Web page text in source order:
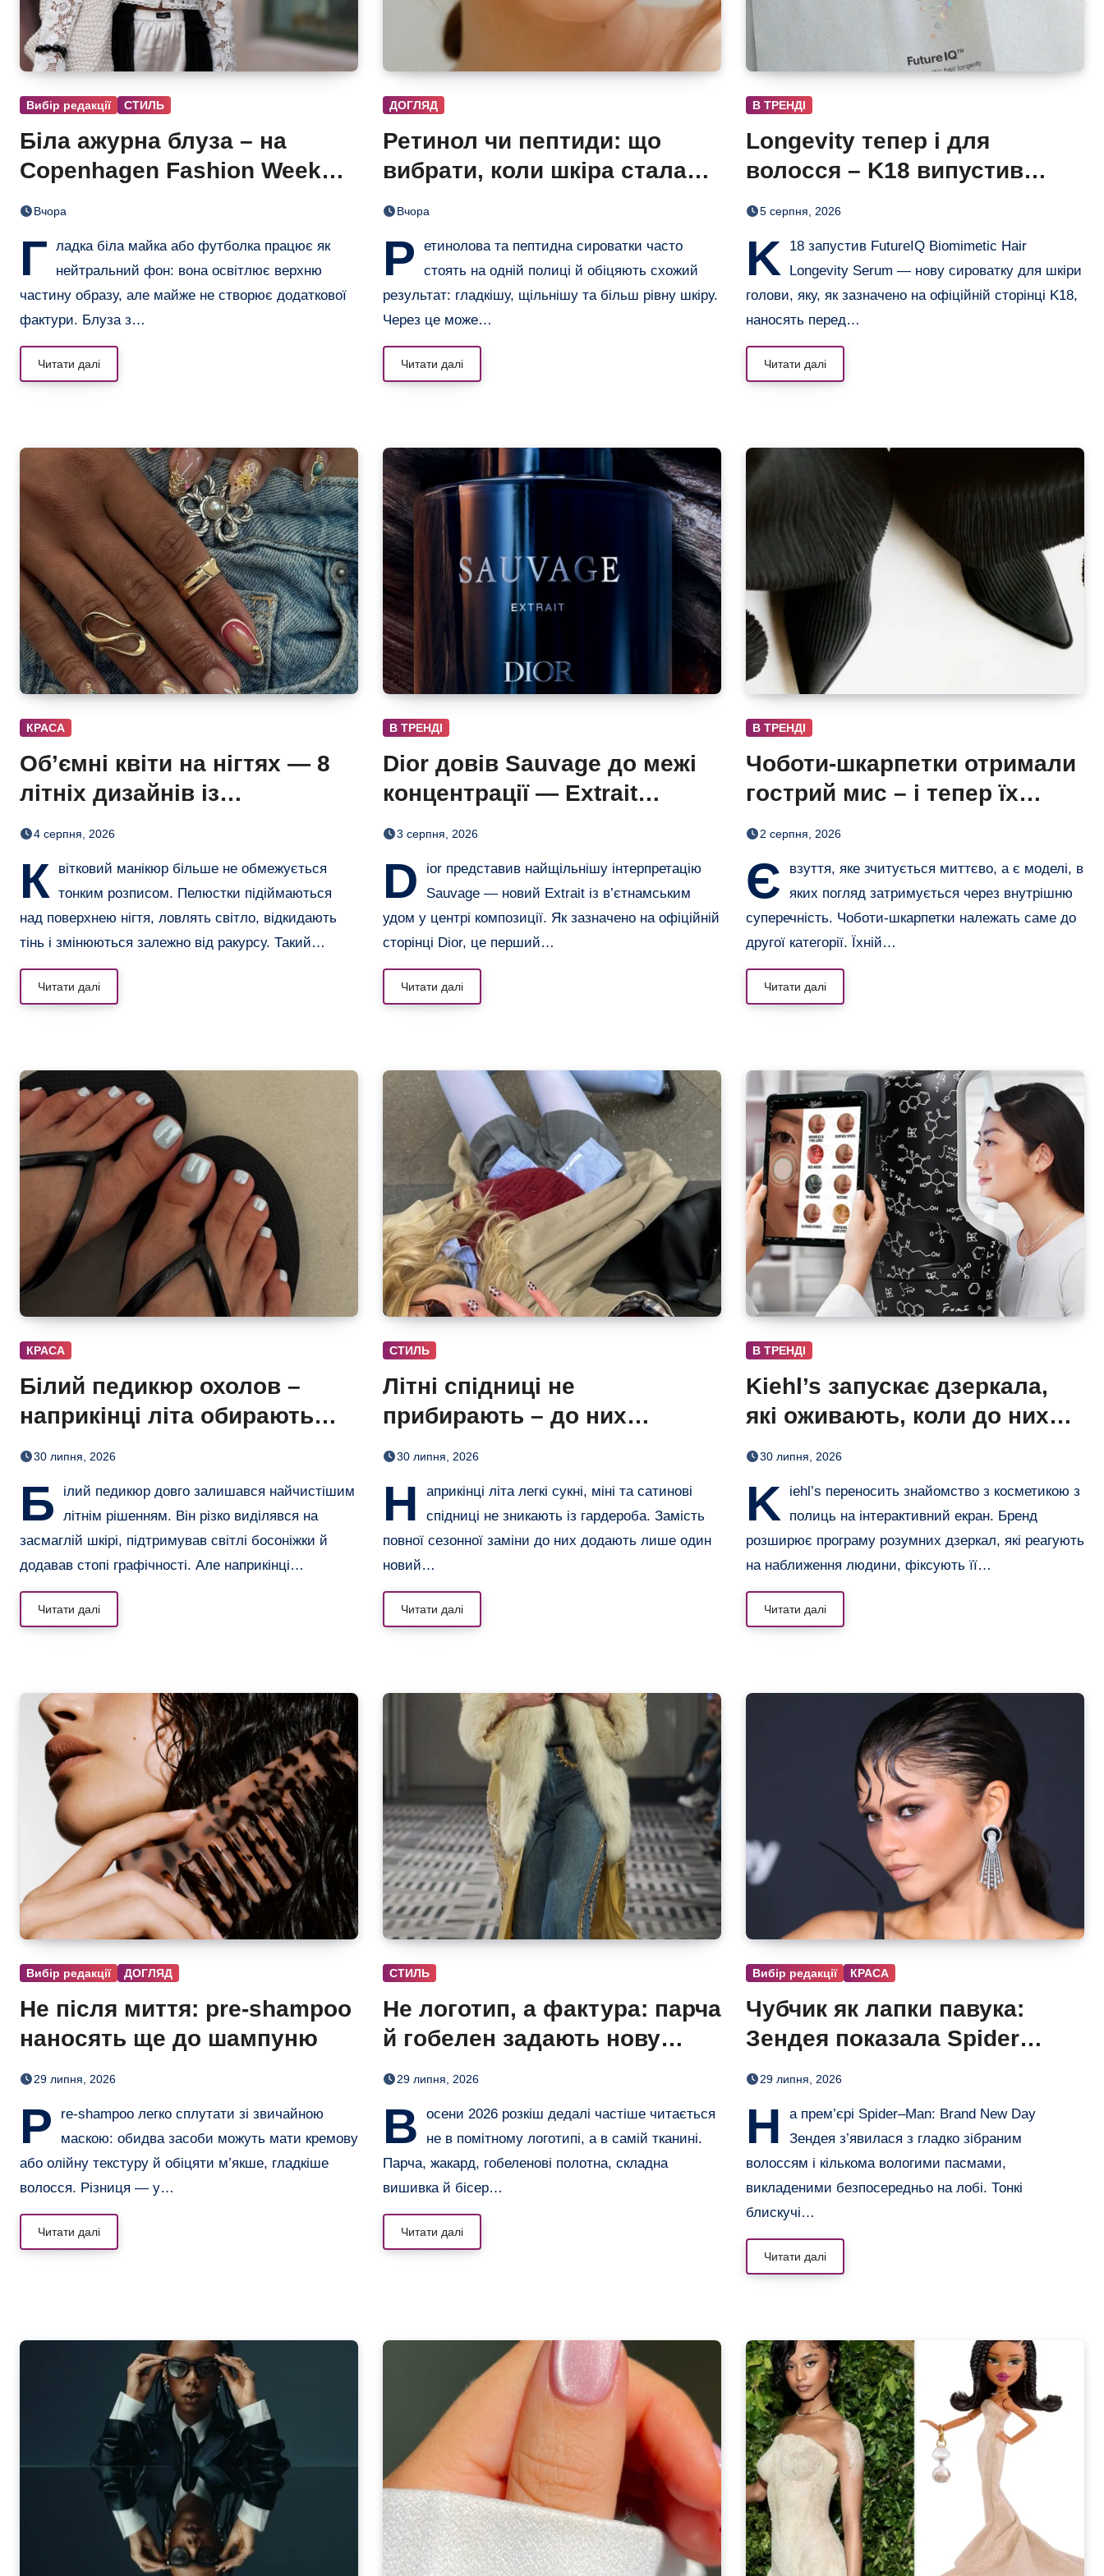
Вибір редакції СТИЛЬ
Біла ажурна блуза – на
Copenhagen Fashion Week
показали тренд цього літа
Вчора
Г ладка біла майка або футболка працює як
нейтральний фон: вона освітлює верхню
частину образу, але майже не створює додаткової
фактури. Блуза з…
Читати далі
ДОГЛЯД
Ретинол чи пептиди: що
вибрати, коли шкіра стала
нерівною і чутливою
Вчора
Р
етинолова та пептидна сироватки часто
стоять на одній полиці й обіцяють схожий
результат: гладкішу, щільнішу та більш рівну шкіру.
Через це може…
Читати далі
В ТРЕНДІ
Longevity тепер і для
волосся – K18 випустив
нічну сироватку FutureIQ
5 серпня, 2026
K
18 запустив FutureIQ Biomimetic Hair
Longevity Serum — нову сироватку для шкіри
голови, яку, як зазначено на офіційній сторінці K18,
наносять перед…
Читати далі
КРАСА
Об’ємні квіти на нігтях — 8
літніх дизайнів із
неймовірним 3D-ефектом
4 серпня, 2026
К
вітковий манікюр більше не обмежується
тонким розписом. Пелюстки підіймаються
над поверхнею нігтя, ловлять світло, відкидають
тінь і змінюються залежно від ракурсу. Такий…
Читати далі
В ТРЕНДІ
Dior довів Sauvage до межі
концентрації — Extrait
дозріває 42 дні
3 серпня, 2026
D
ior представив найщільнішу інтерпретацію
Sauvage — новий Extrait із в’єтнамським
удом у центрі композиції. Як зазначено на офіційній
сторінці Dior, це перший…
Читати далі
В ТРЕНДІ
Чоботи-шкарпетки отримали
гострий мис – і тепер їх
хочеться роздивлятися
2 серпня, 2026
Є
взуття, яке зчитується миттєво, а є моделі, в
яких погляд затримується через внутрішню
суперечність. Чоботи-шкарпетки належать саме до
другої категорії. Їхній…
Читати далі
КРАСА
Білий педикюр охолов –
наприкінці літа обирають
сіро-блакитний
30 липня, 2026
Б
ілий педикюр довго залишався найчистішим
літнім рішенням. Він різко виділявся на
засмаглій шкірі, підтримував світлі босоніжки й
додавав стопі графічності. Але наприкінці…
Читати далі
СТИЛЬ
Літні спідниці не
прибирають – до них
додають кольорові колготки
30 липня, 2026
Н
априкінці літа легкі сукні, міні та сатинові
спідниці не зникають із гардероба. Замість
повної сезонної заміни до них додають лише один
новий…
Читати далі
В ТРЕНДІ
Kiehl’s запускає дзеркала,
які оживають, коли до них
підходиш
30 липня, 2026
K
iehl’s переносить знайомство з косметикою з
полиць на інтерактивний екран. Бренд
розширює програму розумних дзеркал, які реагують
на наближення людини, фіксують її…
Читати далі
Вибір редакції ДОГЛЯД
Не після миття: pre-shampoo
наносять ще до шампуню
29 липня, 2026
P
re-shampoo легко сплутати зі звичайною
маскою: обидва засоби можуть мати кремову
або олійну текстуру й обіцяти м’якше, гладкіше
волосся. Різниця — у…
Читати далі
СТИЛЬ
Не логотип, а фактура: парча
й гобелен задають нову
розкіш осені
29 липня, 2026
В
осени 2026 розкіш дедалі частіше читається
не в помітному логотипі, а в самій тканині.
Парча, жакард, гобеленові полотна, складна
вишивка й бісер…
Читати далі
Вибір редакції КРАСА
Чубчик як лапки павука:
Зендея показала Spider
Bangs
29 липня, 2026
Н
а прем’єрі Spider–Man: Brand New Day
Зендея з’явилася з гладко зібраним
волоссям і кількома вологими пасмами,
викладеними безпосередньо на лобі. Тонкі
блискучі…
Читати далі